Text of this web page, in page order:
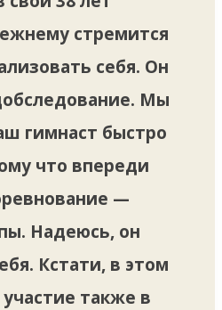
стремится
себя. Он
Мы
гимнаст быстро
что впереди
—
Надеюсь, он
Кстати, в этом
также в